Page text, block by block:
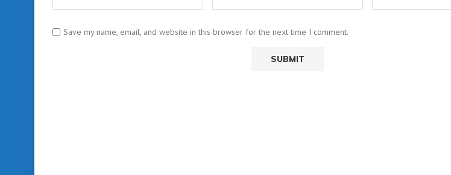
Save my name, email, and website in this browser for the next time I comment.